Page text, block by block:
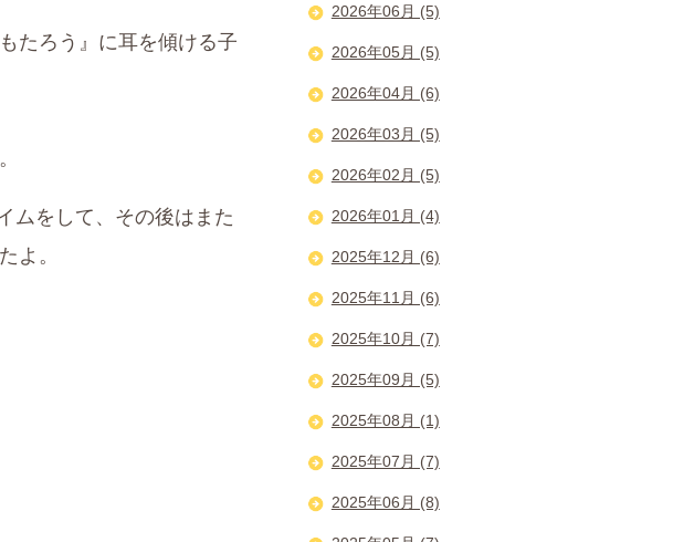
たろう』に耳を傾ける子
ムをして、その後はまた
よ。
2026年06月 (5)
2026年05月 (5)
2026年04月 (6)
2026年03月 (5)
2026年02月 (5)
2026年01月 (4)
2025年12月 (6)
2025年11月 (6)
2025年10月 (7)
2025年09月 (5)
2025年08月 (1)
2025年07月 (7)
2025年06月 (8)